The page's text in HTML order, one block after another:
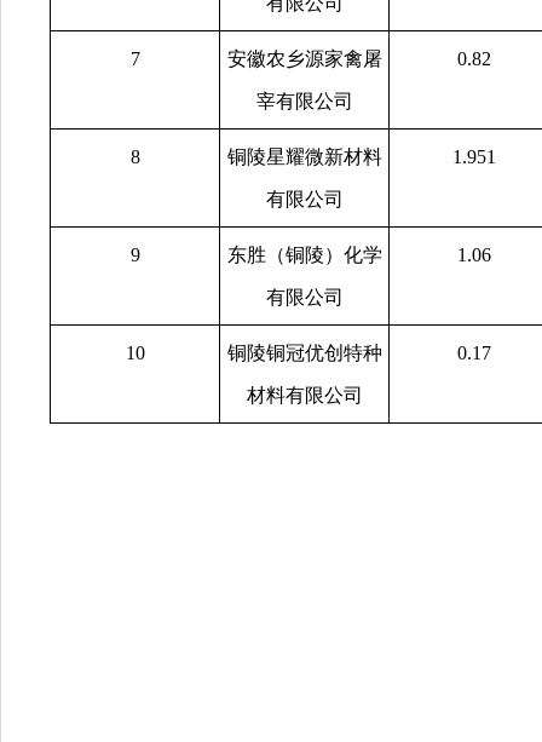
7 安徽农乡源家禽屠
宰有限公司
0.82
8 铜陵星耀微新材料
有限公司
1.951
9 东胜（铜陵）化学
有限公司
1.06
10 铜陵铜冠优创特种
材料有限公司
0.17